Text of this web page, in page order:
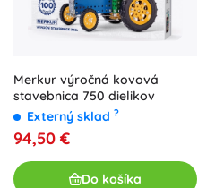
Merkur výročná kovová
stavebnica 750 dielikov
Externý sklad ?
94,50 €
Do košíka